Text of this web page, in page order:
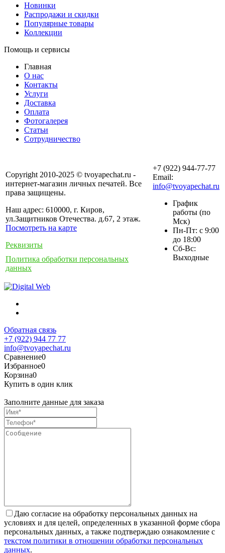
Новинки
Распродажи и скидки
Популярные товары
Коллекции
Помощь и сервисы
Главная
О нас
Контакты
Услуги
Доставка
Оплата
Фотогалерея
Статьи
Сотрудничество
Copyright 2010-2025 © tvoyapechat.ru -
интернет-магазин личных печатей. Все
права защищены.
Наш адрес: 610000, г. Киров,
ул.Защитников Отечества. д.67, 2 этаж.
Посмотреть на карте
Реквизиты
Политика обработки персональных
данных
+7 (922) 944-77-77
Email:
info@tvoyapechat.ru
График
работы (по
Мск)
Пн-Пт: с 9:00
до 18:00
Сб-Вс:
Выходные
Обратная связь
+7 (922) 944 77 77
info@tvoyapechat.ru
Сравнение0
Избранное0
Корзина0
Купить в один клик
Заполните данные для заказа
Даю согласие на обработку персональных данных на
условиях и для целей, определенных в указанной форме сбора
персональных данных, а также подтверждаю ознакомление с
текстом политики в отношении обработки персональных
данных.